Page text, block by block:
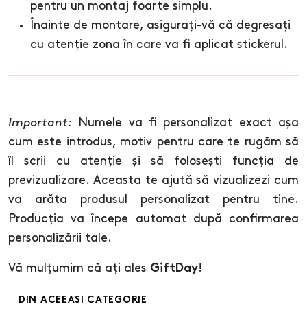
pentru un montaj foarte simplu.
Înainte de montare, asigurați-vă că degresați
cu atenție zona în care va fi aplicat stickerul.
Important: Numele va fi personalizat exact așa
cum este introdus, motiv pentru care te rugăm să
îl scrii cu atenție și să folosești funcția de
previzualizare. Aceasta te ajută să vizualizezi cum
va arăta produsul personalizat pentru tine.
Producția va începe automat după confirmarea
personalizării tale.
Vă mulțumim că ați ales GiftDay!
DIN ACEEASI CATEGORIE